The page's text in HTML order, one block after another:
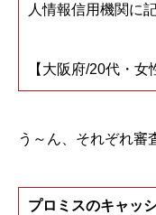
人情報信用機関に
【大阪府/20代・女
う～ん、それぞれ審
プロミスのキャッ